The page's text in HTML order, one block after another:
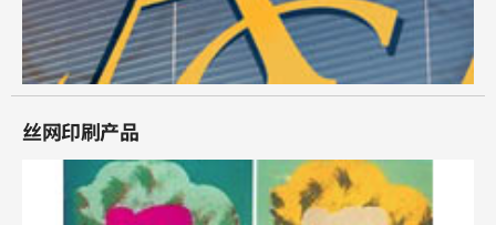
丝网印刷产品